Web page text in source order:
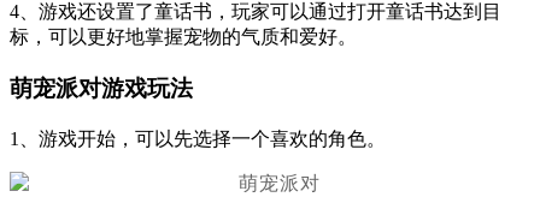
4、游戏还设置了童话书，玩家可以通过打开童话书达到目
标，可以更好地掌握宠物的气质和爱好。
萌宠派对游戏玩法
1、游戏开始，可以先选择一个喜欢的角色。